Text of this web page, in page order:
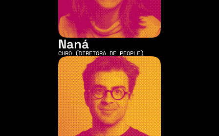
Naná
CHRO (DIRETORA DE PEOPLE)